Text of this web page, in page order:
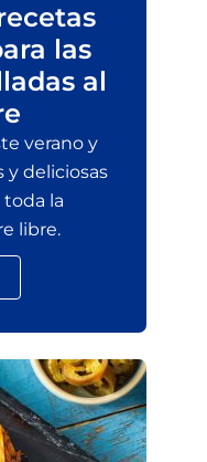
las
al
verano y
y deliciosas
toda la
libre.